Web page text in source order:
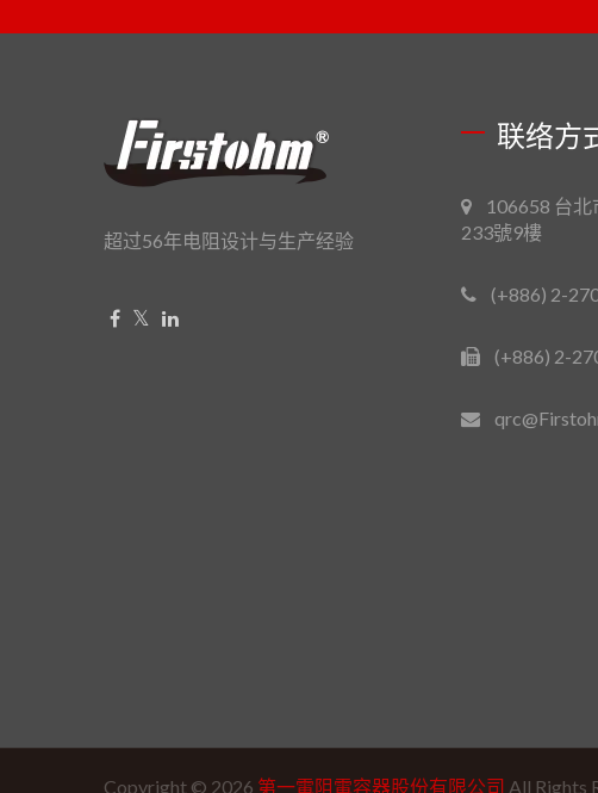
超过56年电阻设计与生产经验
联络方
106658 台
233號9樓
(+886) 2-
(+886) 2-
Copyright © 2026 第一電阻電容器股份有限公司 All Rights